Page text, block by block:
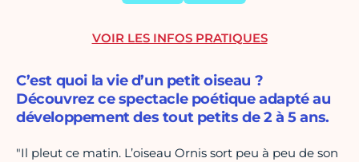
C’est quoi la vie d’un petit oiseau ?
Découvrez ce spectacle poétique adapté au
développement des tout petits de 2 à 5 ans.
"Il pleut ce matin. L’oiseau Ornis sort peu à peu de son
VOIR LES INFOS PRATIQUES